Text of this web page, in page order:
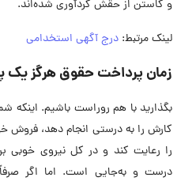
و کاستن از حقش گردآوری شده‌اند.
لینک مرتبط: درج آگهی استخدامی
زمان پرداخت حقوق هرگز یک
بگذارید با هم روراست باشیم. اینکه
کارش را به درستی انجام دهد، فروش
را رعایت کند و در کل نیروی خوبی
درست و به‌جایی است. اما اگر